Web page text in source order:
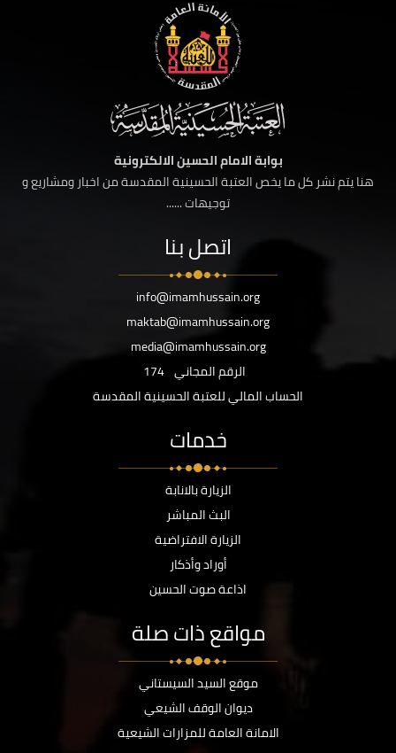
بوابة الامام الحسين الالكترونية
هنا يتم نشر كل ما يخص العتبة الحسينية المقدسة من اخبار ومشاريع و
توجيهات ......
اتصل بنا
info@imamhussain.org
maktab@imamhussain.org
media@imamhussain.org
الرقم المجاني 174
الحساب المالي للعتبة الحسينية المقدسة
خدمات
الزيارة بالانابة
البث المباشر
الزيارة الافتراضية
أوراد وأذكار
اذاعة صوت الحسين
مواقع ذات صلة
موقع السيد السيستاني
ديوان الوقف الشيعي
الامانة العامة للمزارات الشيعية